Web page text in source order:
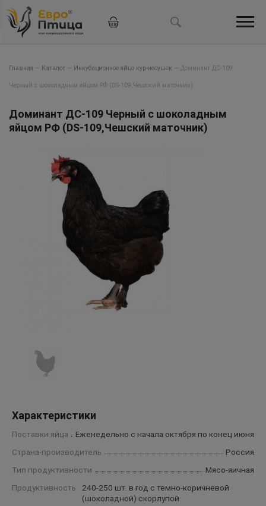
Главная — Каталог — Инкубационное яйцо кур-несушек — Доминант ДС-109
Черный с шоколадным яйцом РФ (DS-109,Чешский маточник)
Доминант ДС-109 Черный с шоколадным
яйцом РФ (DS-109,Чешский маточник)
Характеристики
Поставки яйца
Еженедельно с начала октября по конец июня
Страна-производитель
Россия
Тип продуктивности
Мясо-яичная
Продуктивность
240-250 шт. в год с темно-коричневой
(шоколадной) скорлупой